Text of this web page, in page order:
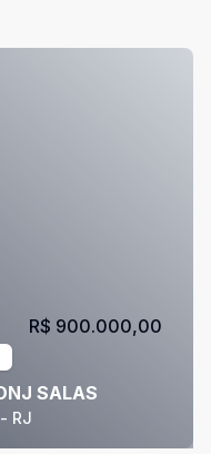
SALAS
RJ
R$ 900.000,00